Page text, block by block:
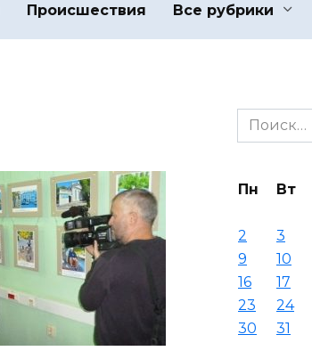
Происшествия Все рубрики
Search
for:
Пн Вт
2
3
9
10
16
17
23
24
30
31